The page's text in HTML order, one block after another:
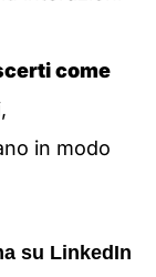
come
in modo
su LinkedIn